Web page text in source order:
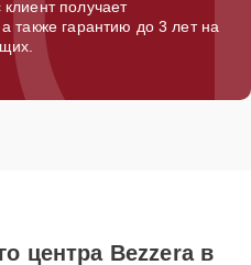
получает
также гарантию до 3 лет на
центра Bezzera в